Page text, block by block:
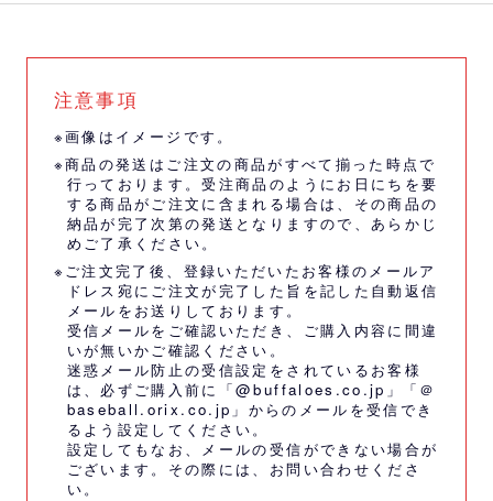
注意事項
※画像はイメージです。
※商品の発送はご注文の商品がすべて揃った時点で
行っております。受注商品のようにお日にちを要
する商品がご注文に含まれる場合は、その商品の
納品が完了次第の発送となりますので、あらかじ
めご了承ください。
※ご注文完了後、登録いただいたお客様のメールア
ドレス宛にご注文が完了した旨を記した自動返信
メールをお送りしております。
受信メールをご確認いただき、ご購入内容に間違
いが無いかご確認ください。
迷惑メール防止の受信設定をされているお客様
は、必ずご購入前に「@buffaloes.co.jp」「＠
baseball.orix.co.jp」からのメールを受信でき
るよう設定してください。
設定してもなお、メールの受信ができない場合が
ございます。その際には、 お問い合わせくださ
い。